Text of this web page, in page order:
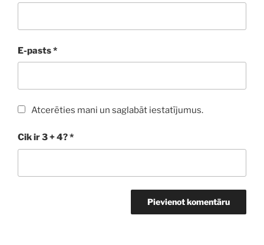
E-pasts*
Atcerēties mani un saglabāt iestatījumus.
Cik ir 3 + 4?*